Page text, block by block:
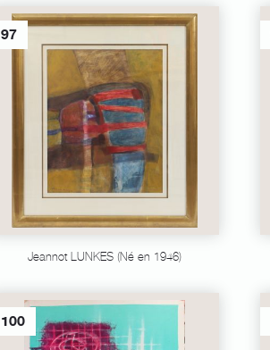
97
Jeannot LUNKES (Né en 1946)
100